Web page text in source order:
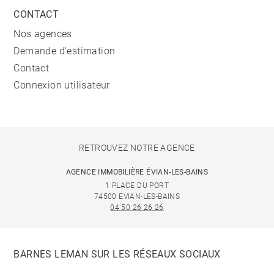
CONTACT
Nos agences
Demande d'estimation
Contact
Connexion utilisateur
RETROUVEZ NOTRE AGENCE
AGENCE IMMOBILIÈRE ÉVIAN-LES-BAINS
1 PLACE DU PORT
74500 EVIAN-LES-BAINS
04 50 26 26 26
BARNES LEMAN SUR LES RÉSEAUX SOCIAUX